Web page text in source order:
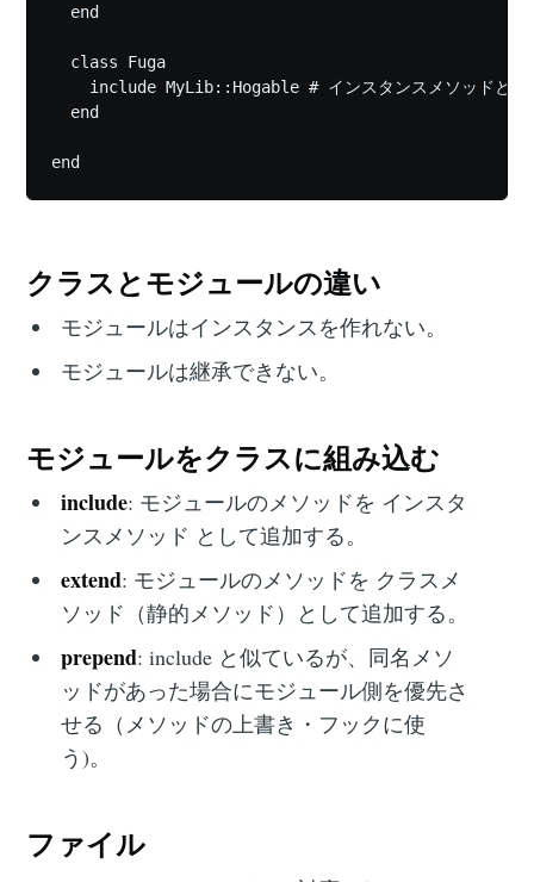
  end
  class Fuga
include MyLib::Hogable # インスタンスメソッドとし
  end
クラスとモジュールの違い
モジュールはインスタンスを作れない。
モジュールは継承できない。
モジュールをクラスに組み込む
include: モジュールのメソッドを インスタ
ンスメソッド として追加する。
extend: モジュールのメソッドを クラスメ
ソッド（静的メソッド）として追加する。
prepend: include と似ているが、同名メソ
ッドがあった場合にモジュール側を優先さ
せる（メソッドの上書き・フックに使
う)。
ファイル